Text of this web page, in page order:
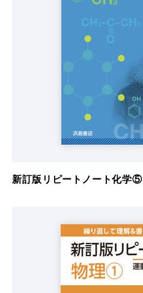
新訂版リピートノート化学⑤